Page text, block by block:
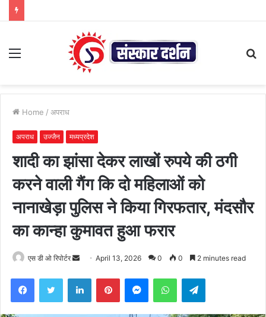
Menu
Home / अपराध
अपराध उज्जैन मध्यप्रदेश
शादी का झांसा देकर लाखों रुपये की ठगी
करने वाली गैंग कि दो महिलाओं को
नानाखेड़ा पुलिस ने किया गिरफतार, मंदसौर
का कान्हा कुमावत हुआ फरार
एस डी ओ रिपोर्टर
Send April 13, 2026 0 0 2 minutes read
FacebookTwitter LinkedInPinterestMessengerWhatsAppTelegram